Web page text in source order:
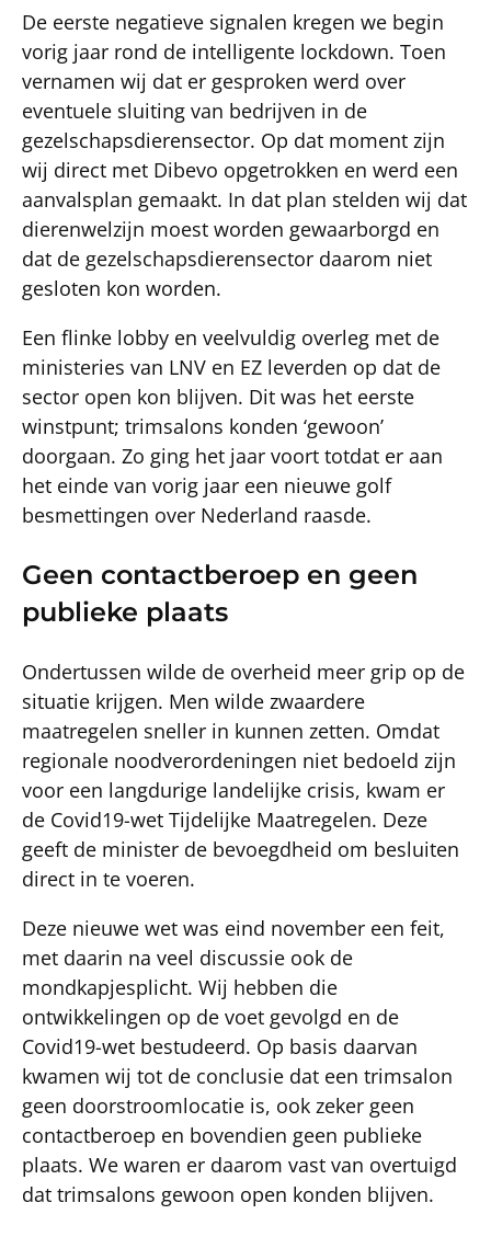
De eerste negatieve signalen kregen we begin
vorig jaar rond de intelligente lockdown. Toen
vernamen wij dat er gesproken werd over
eventuele sluiting van bedrijven in de
gezelschapsdierensector. Op dat moment zijn
wij direct met Dibevo opgetrokken en werd een
aanvalsplan gemaakt. In dat plan stelden wij dat
dierenwelzijn moest worden gewaarborgd en
dat de gezelschapsdierensector daarom niet
gesloten kon worden.
Een flinke lobby en veelvuldig overleg met de
ministeries van LNV en EZ leverden op dat de
sector open kon blijven. Dit was het eerste
winstpunt; trimsalons konden ‘gewoon’
doorgaan. Zo ging het jaar voort totdat er aan
het einde van vorig jaar een nieuwe golf
besmettingen over Nederland raasde.
Geen contactberoep en geen
publieke plaats
Ondertussen wilde de overheid meer grip op de
situatie krijgen. Men wilde zwaardere
maatregelen sneller in kunnen zetten. Omdat
regionale noodverordeningen niet bedoeld zijn
voor een langdurige landelijke crisis, kwam er
de Covid19-wet Tijdelijke Maatregelen. Deze
geeft de minister de bevoegdheid om besluiten
direct in te voeren.
Deze nieuwe wet was eind november een feit,
met daarin na veel discussie ook de
mondkapjesplicht. Wij hebben die
ontwikkelingen op de voet gevolgd en de
Covid19-wet bestudeerd. Op basis daarvan
kwamen wij tot de conclusie dat een trimsalon
geen doorstroomlocatie is, ook zeker geen
contactberoep en bovendien geen publieke
plaats. We waren er daarom vast van overtuigd
dat trimsalons gewoon open konden blijven.